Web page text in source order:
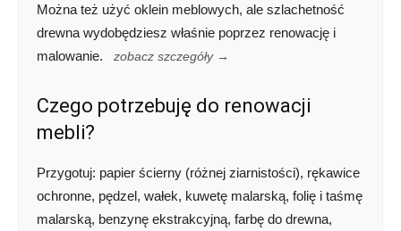
Można też użyć oklein meblowych, ale szlachetność
drewna wydobędziesz właśnie poprzez renowację i
malowanie.
zobacz szczegóły →
Czego potrzebuję do renowacji
mebli?
Przygotuj: papier ścierny (różnej ziarnistości), rękawice
ochronne, pędzel, wałek, kuwetę malarską, folię i taśmę
malarską, benzynę ekstrakcyjną, farbę do drewna,